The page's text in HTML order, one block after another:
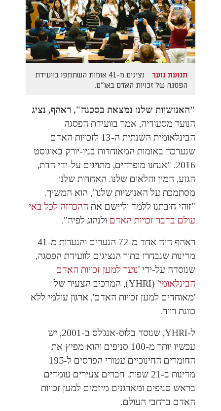
תנועת נוער
נציגים מ-41 אומות השתתפו בוועידת
הפסגה של זכויות האדם באו"ם.
"האנושיות שלנו נמצאת בסכנה", ראהף, נציג
הנוער מסעודיה, אמר בוועידת הפסגה
הבינלאומית השנתית ה-13 לזכויות האדם
שנערכה באומות המאוחדות בניו-יורק באוגוסט
2016. "אנחנו מופרדים, מתויגים על-ידי הדת,
הגזע, המין והלאום שלנו. האחדות שלנו
מסתמכת על האנושיות שלנו", הוא המשיך.
"זוהי חובתנו ללמד וליישם את ההכרזה לכל באי
עולם בדבר זכויות האדם ולנהוג לפיה".
ראהף היה אחד מ-72 הנערים והנערות מ-41
מדינות שנבחרו בתור הנציגים לוועידת הפסגה,
שנוסדה על-ידי 'נוער למען זכויות האדם
הבינלאומי
' (YHRI), המרכיב הצעיר של
'מאוחדים למען זכויות האדם', ארגון עולמי ללא
כוונת רווח.
ל-YHRI, שנוסד בלוס-אנג'לס ב-2001, יש
עכשיו יותר מ-100 סניפים והוא מפיץ את
החומרים החינוכיים עטורי הפרסים ל-195
מדינות ב-21 שפות. חברים צעירים עומדים
בראש סניפים ומארגנים מיזמים למען זכויות
האדם ברחבי העולם.